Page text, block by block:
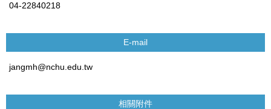
04-22840218
E-mail
jangmh@nchu.edu.tw
相關附件